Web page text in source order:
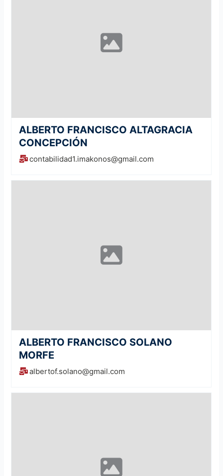
ALBERTO FRANCISCO ALTAGRACIA
CONCEPCIÓN
contabilidad1.imakonos@gmail.com
ALBERTO FRANCISCO SOLANO
MORFE
albertof.solano@gmail.com